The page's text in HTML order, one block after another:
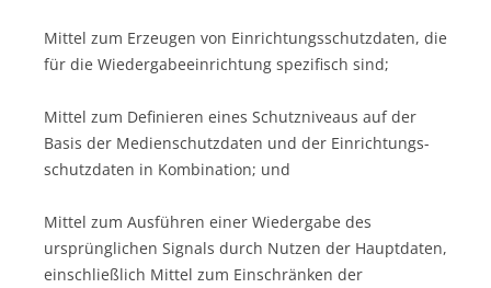
Mittel zum Erzeugen von Einrichtungsschutzdaten, die
für die Wiedergabeeinrichtung spezifisch sind;
Mittel zum Definieren eines Schutzniveaus auf der
Basis der Medienschutzdaten und der Einrichtungs-
schutzdaten in Kombination; und
Mittel zum Ausführen einer Wiedergabe des
ursprünglichen Signals durch Nutzen der Hauptdaten,
einschließlich Mittel zum Einschränken der